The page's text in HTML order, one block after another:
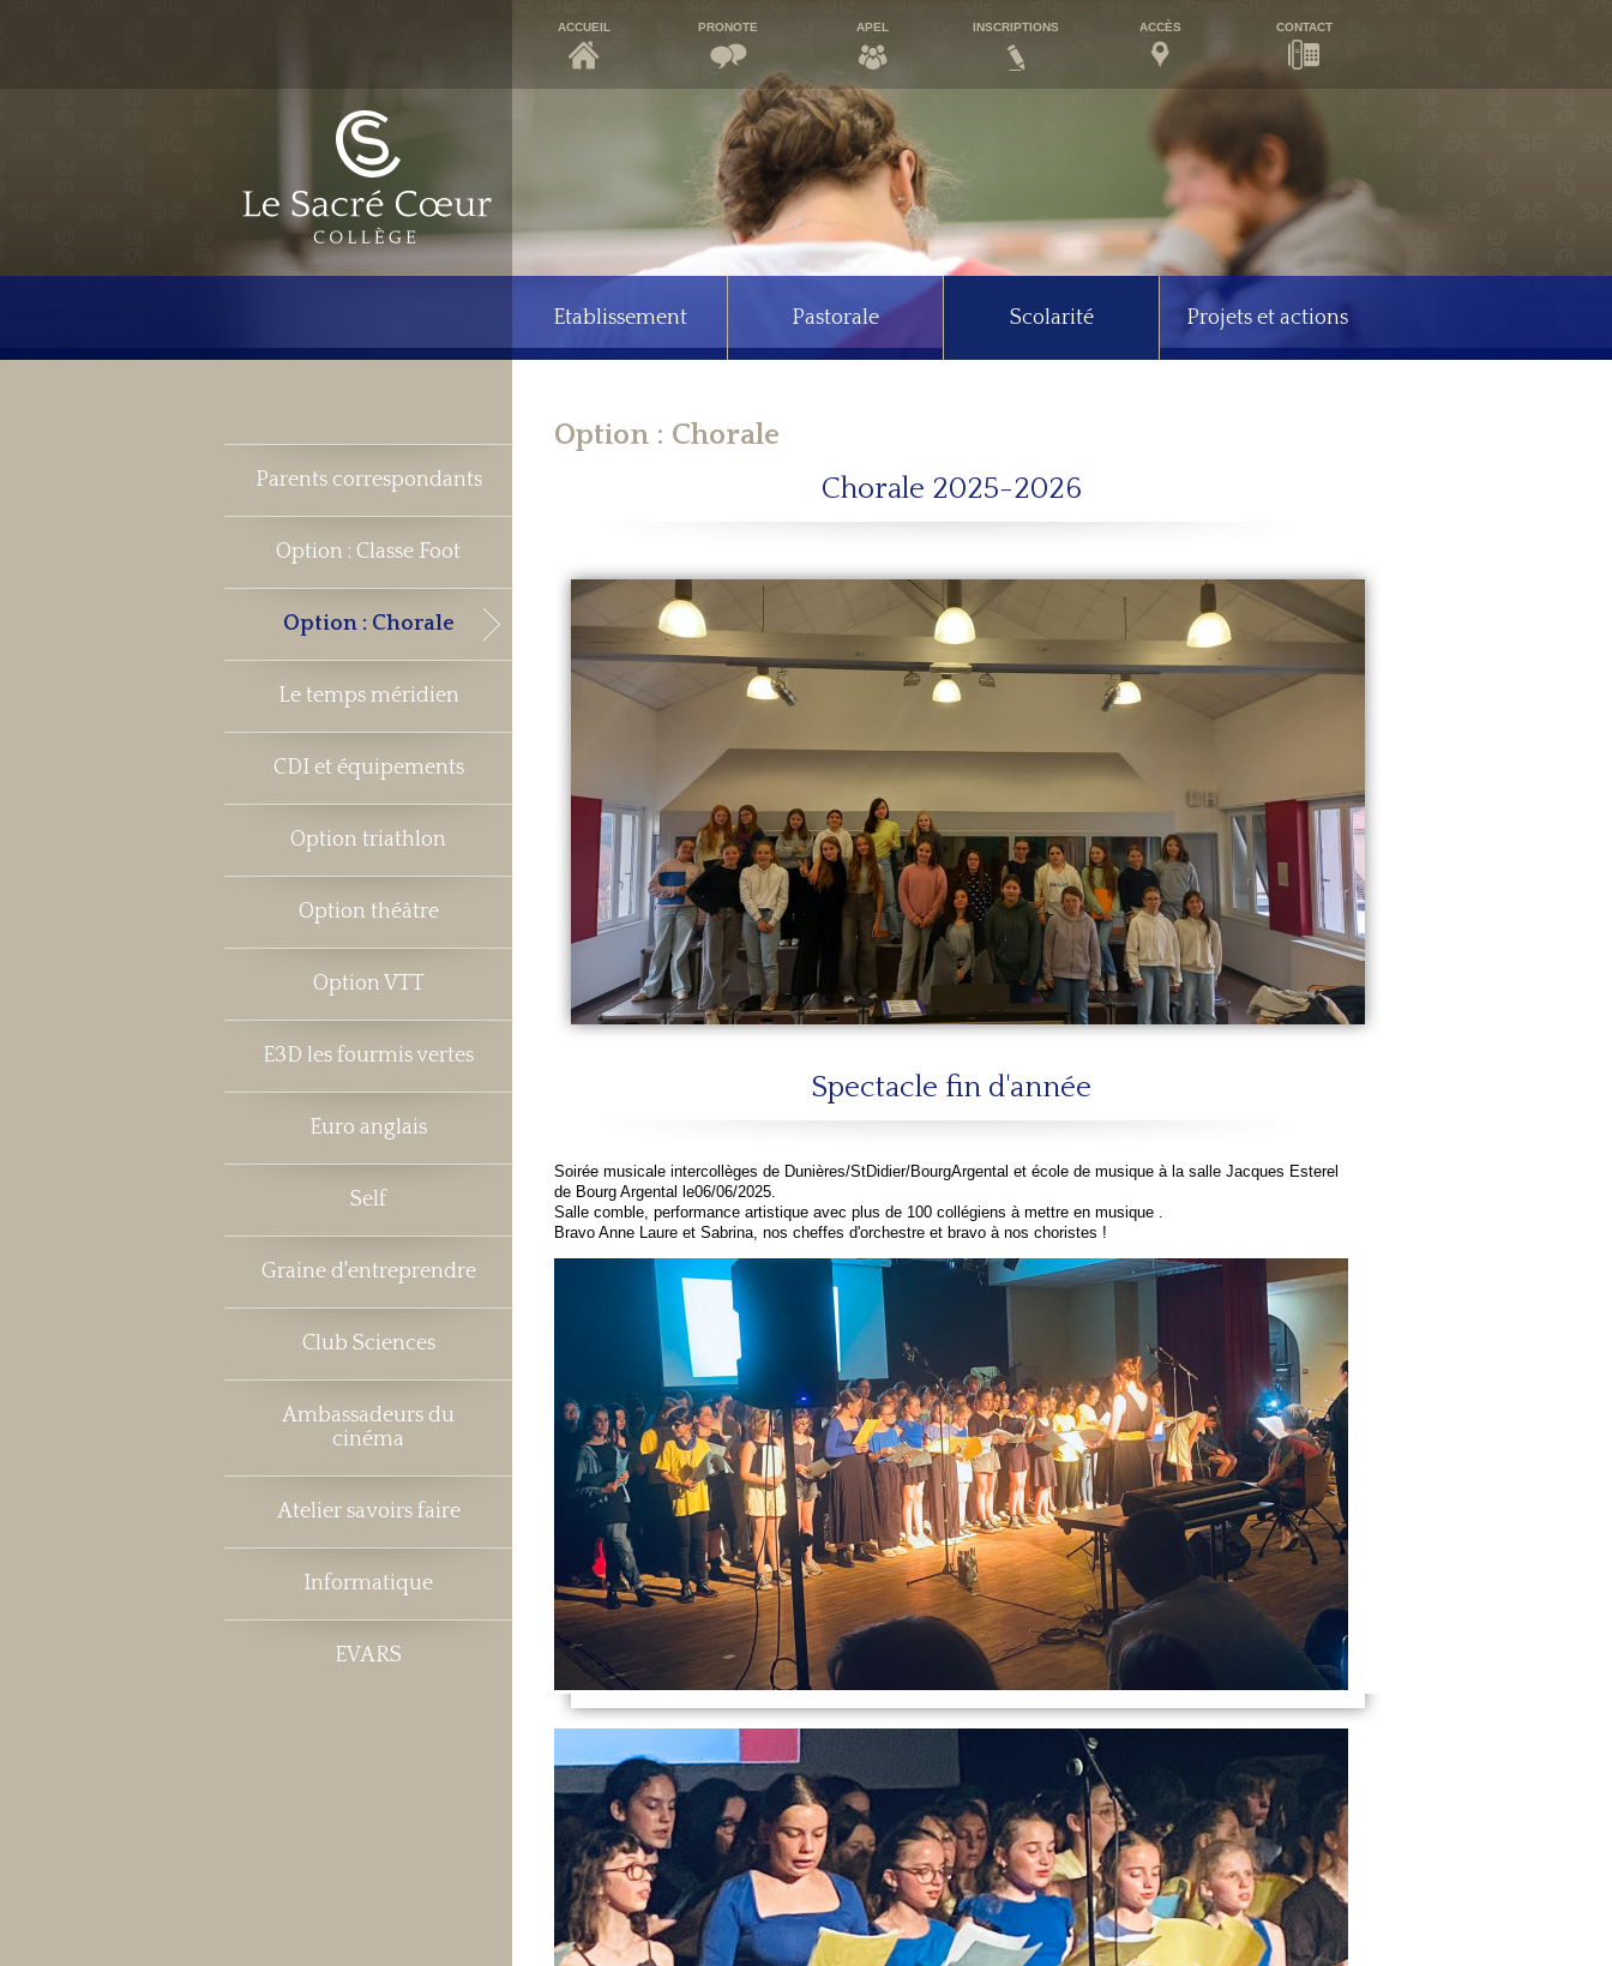
ACCUEIL PRONOTE APEL INSCRIPTIONS ACCÈS CONTACT
Etablissement Pastorale Scolarité Projets et actions
Parents correspondants
Option : Classe Foot
Option : Chorale
Le temps méridien
CDI et équipements
Option triathlon
Option théâtre
Option VTT
E3D les fourmis vertes
Euro anglais
Self
Graine d'entreprendre
Club Sciences
Ambassadeurs du
cinéma
Atelier savoirs faire
Informatique
EVARS
Option : Chorale
Chorale 2025-2026
Spectacle fin d'année
Soirée musicale intercollèges de Dunières/StDidier/BourgArgental et école de musique à la salle Jacques Esterel
de Bourg Argental le06/06/2025.
Salle comble, performance artistique avec plus de 100 collégiens à mettre en musique .
Bravo Anne Laure et Sabrina, nos cheffes d'orchestre et bravo à nos choristes !